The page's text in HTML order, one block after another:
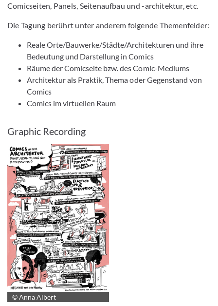
Comicseiten, Panels, Seitenaufbau und -architektur, etc.
Die Tagung berührt unter anderem folgende Themenfelder:
Reale Orte/Bauwerke/Städte/Architekturen und ihre
Bedeutung und Darstellung in Comics
Räume der Comicseite bzw. des Comic-Mediums
Architektur als Praktik, Thema oder Gegenstand von
Comics
Comics im virtuellen Raum
Graphic Recording
© Anna Albert